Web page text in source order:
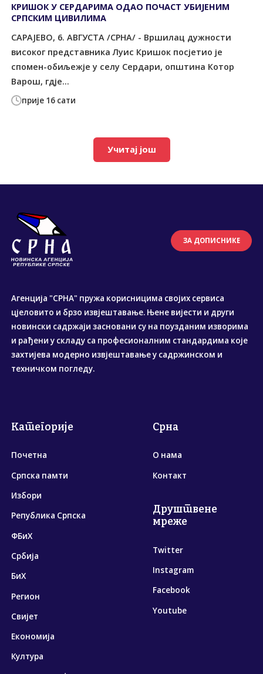
прије 16 сати
КРИШОК У СЕРДАРИМА ОДАО ПОЧАСТ УБИЈЕНИМ
СРПСКИМ ЦИВИЛИМА
САРАЈЕВО, 6. АВГУСТА /СРНА/ - Вршилац дужности
високог представника Луис Кришок посјетио је
спомен-обиљежје у селу Сердари, општина Котор
Варош, гдје...
Учитај још
ЗА ДОПИСНИКЕ
Агенција "СРНА" пружа корисницима својих сервиса
цјеловито и брзо извјештавање. Њене вијести и други
новински садржаји засновани су на поузданим изворима
и рађени у складу са професионалним стандардима које
захтијева модерно извјештавање у садржинском и
техничком погледу.
Категорије
Почетна
Српска памти
Избори
Република Српска
ФБиХ
Србија
БиХ
Регион
Свијет
Економија
Култура
Срна
О нама
Контакт
Друштвене
мреже
Twitter
Instagram
Facebook
Youtube